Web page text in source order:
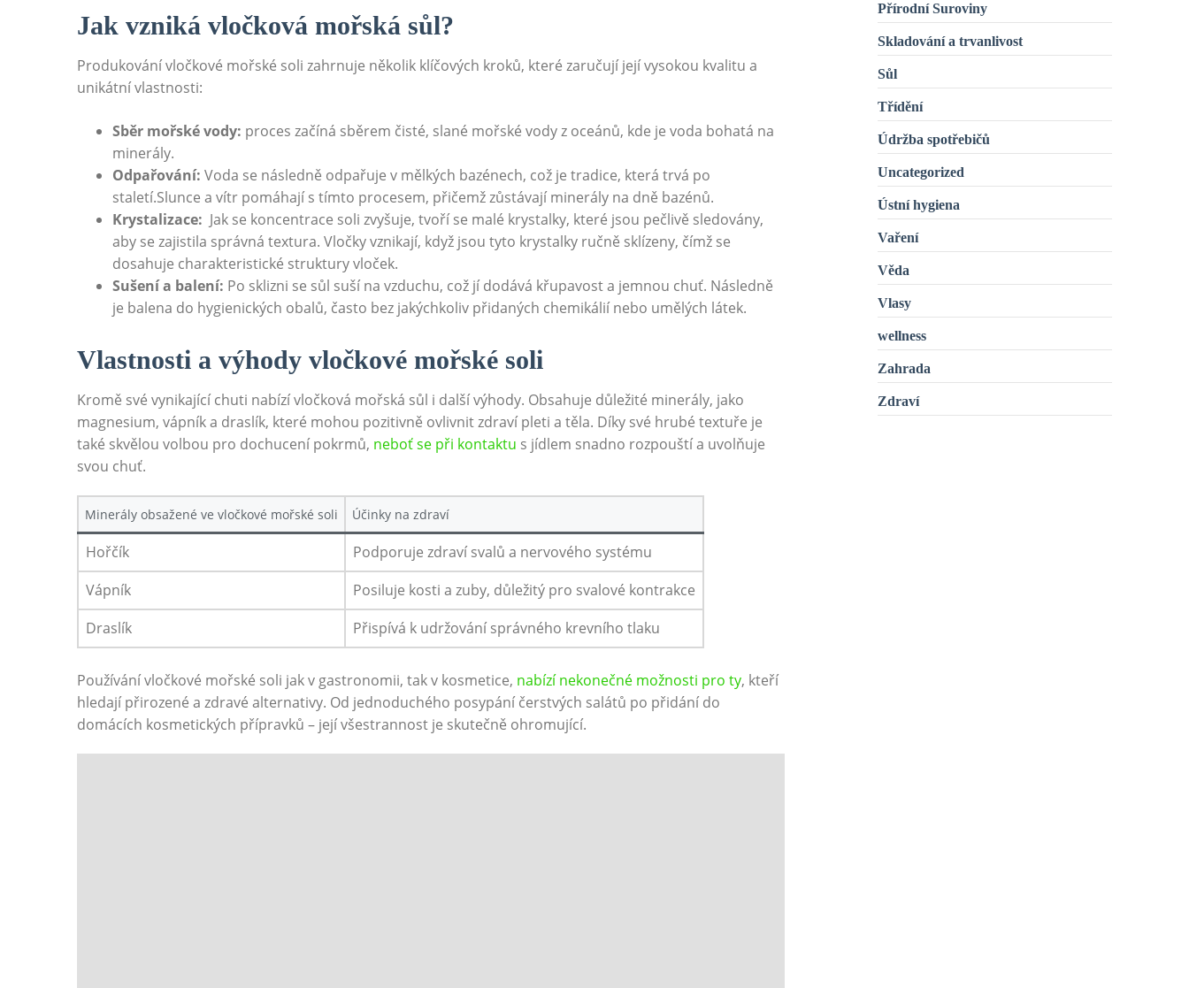
Jak⁣ vzniká⁤ vločková mořská sůl?
Produkování vločkové mořské soli zahrnuje několik klíčových kroků, které ⁤zaručují její vysokou ⁤kvalitu‍ a
⁢unikátní vlastnosti:
Sběr mořské vody: proces začíná sběrem čisté, ‍slané mořské vody z oceánů, kde je voda bohatá ⁤na
minerály.
Odpařování: ‌Voda se ⁤následně ⁢odpařuje ‍v mělkých bazénech, což je tradice, ⁢která trvá po
⁢staletí.Slunce a vítr ⁤pomáhají⁤ s tímto⁣ procesem,​ přičemž zůstávají minerály ⁢na dně bazénů.
Krystalizace: ⁢ Jak⁤ se koncentrace soli zvyšuje, tvoří se malé krystalky, které jsou pečlivě sledovány,
aby‌ se zajistila správná textura. Vločky⁤ vznikají, když⁣ jsou tyto krystalky ručně sklízeny, čímž se
dosahuje ‌charakteristické struktury vloček.
Sušení⁢ a balení: Po sklizni se sůl‍ suší​ na vzduchu, což​ jí ⁤dodává ​křupavost a jemnou chuť. Následně
je balena do hygienických obalů, často⁢ bez ⁢jakýchkoliv‍ přidaných⁢ chemikálií nebo⁣ umělých látek.
Vlastnosti a výhody ‍vločkové mořské soli
Kromě⁣ své vynikající chuti nabízí vločková mořská⁤ sůl i další výhody. Obsahuje důležité minerály, jako‍
magnesium, ⁣vápník ​a draslík, které mohou⁣ pozitivně ⁤ovlivnit zdraví pleti a těla. Díky své hrubé textuře je
⁣také skvělou volbou pro‌ dochucení pokrmů, neboť⁢ se při kontaktu s jídlem snadno ⁢rozpouští ⁢a uvolňuje
svou chuť.
Minerály obsažené⁤ ve⁣ vločkové⁢ mořské soli Účinky na zdraví
Hořčík
Podporuje zdraví ⁢svalů a nervového systému
Vápník
Posiluje kosti a‍ zuby, důležitý pro⁢ svalové kontrakce
Draslík
Přispívá​ k udržování⁢ správného krevního tlaku
Používání vločkové​ mořské soli ⁤jak‌ v ⁣gastronomii, tak v kosmetice,​ nabízí⁣ nekonečné možnosti pro ty, kteří
hledají přirozené a zdravé ⁣alternativy. Od jednoduchého posypání čerstvých salátů po⁤ přidání do
domácích kosmetických ⁤přípravků – její všestrannost je ⁤skutečně ⁤ohromující.
Přírodní Suroviny
Skladování a trvanlivost
Sůl
Třídění
Údržba spotřebičů
Uncategorized
Ústní hygiena
Vaření
Věda
Vlasy
wellness
Zahrada
Zdraví